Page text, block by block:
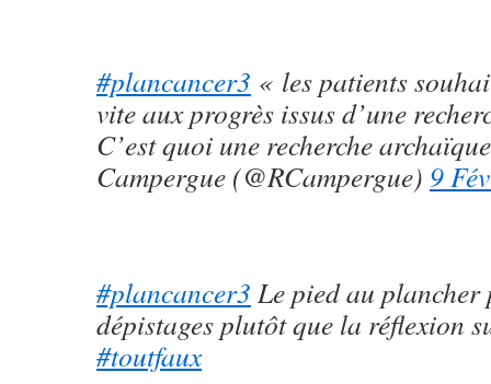
#plancancer3 « les patients
vite aux progrès issus d’une
C’est quoi une recherche
Campergue (@RCampergue) 9
#plancancer3 Le pied au plancher
dépistages plutôt que la réflexion
#toutfaux